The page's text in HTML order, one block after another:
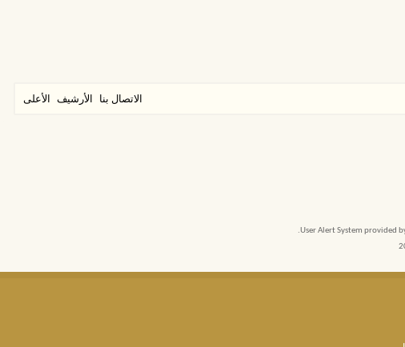
الاتصال بنا الأرشيف الأعلى
User Alert System provided